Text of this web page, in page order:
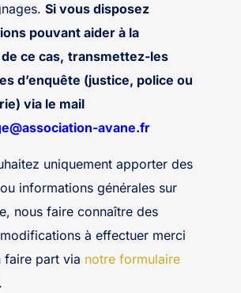
Si vous disposez
pouvant aider à la
ce cas, transmettez-les
d’enquête (justice, police ou
via le mail
avane.fr
uniquement apporter des
informations générales sur
nous faire connaître des
à effectuer merci
faire part via notre formulaire